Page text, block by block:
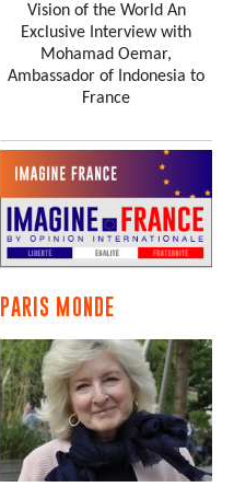
Vision of the World An
Exclusive Interview with
Mohamad Oemar,
Ambassador of Indonesia to
France
PARIS MONDE